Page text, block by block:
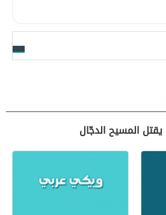
المسيح الدجّال